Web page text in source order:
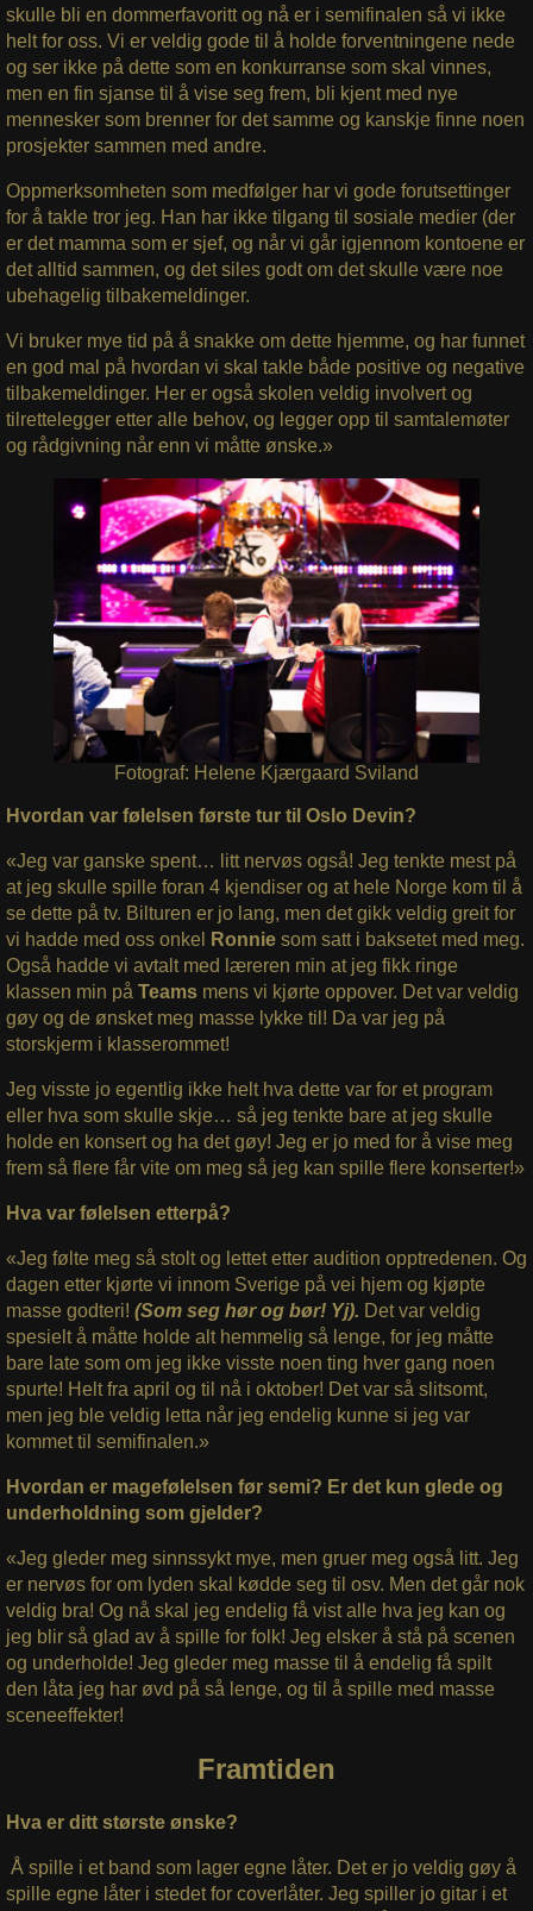
skulle bli en dommerfavoritt og nå er i semifinalen så vi ikke
helt for oss. Vi er veldig gode til å holde forventningene nede
og ser ikke på dette som en konkurranse som skal vinnes,
men en fin sjanse til å vise seg frem, bli kjent med nye
mennesker som brenner for det samme og kanskje finne noen
prosjekter sammen med andre.
Oppmerksomheten som medfølger har vi gode forutsettinger
for å takle tror jeg. Han har ikke tilgang til sosiale medier (der
er det mamma som er sjef, og når vi går igjennom kontoene er
det alltid sammen, og det siles godt om det skulle være noe
ubehagelig tilbakemeldinger.
Vi bruker mye tid på å snakke om dette hjemme, og har funnet
en god mal på hvordan vi skal takle både positive og negative
tilbakemeldinger. Her er også skolen veldig involvert og
tilrettelegger etter alle behov, og legger opp til samtalemøter
og rådgivning når enn vi måtte ønske.»
Fotograf: Helene Kjærgaard Sviland
Hvordan var følelsen første tur til Oslo Devin?
«Jeg var ganske spent… litt nervøs også! Jeg tenkte mest på
at jeg skulle spille foran 4 kjendiser og at hele Norge kom til å
se dette på tv. Bilturen er jo lang, men det gikk veldig greit for
vi hadde med oss onkel
Ronniesom satt i baksetet med meg.
Også hadde vi avtalt med læreren min at jeg fikk ringe
klassen min på Teams mens vi kjørte oppover. Det var veldig
gøy og de ønsket meg masse lykke til! Da var jeg på
storskjerm i klasserommet!
Jeg visste jo egentlig ikke helt hva dette var for et program
eller hva som skulle skje… så jeg tenkte bare at jeg skulle
holde en konsert og ha det gøy! Jeg er jo med for å vise meg
frem så flere får vite om meg så jeg kan spille flere konserter!»
Hva var følelsen etterpå?
«Jeg følte meg så stolt og lettet etter audition opptredenen. Og
dagen etter kjørte vi innom Sverige på vei hjem og kjøpte
masse godteri! (Som seg hør og bør! Yj). Det var veldig
spesielt å måtte holde alt hemmelig så lenge, for jeg måtte
bare late som om jeg ikke visste noen ting hver gang noen
spurte! Helt fra april og til nå i oktober! Det var så slitsomt,
men jeg ble veldig letta når jeg endelig kunne si jeg var
kommet til semifinalen.»
Hvordan er magefølelsen før semi? Er det kun glede og
underholdning som gjelder?
«Jeg gleder meg sinnssykt mye, men gruer meg også litt. Jeg
er nervøs for om lyden skal kødde seg til osv. Men det går nok
veldig bra! Og nå skal jeg endelig få vist alle hva jeg kan og
jeg blir så glad av å spille for folk! Jeg elsker å stå på scenen
og underholde! Jeg gleder meg masse til å endelig få spilt
den låta jeg har øvd på så lenge, og til å spille med masse
sceneeffekter!
Framtiden
Hva er ditt største ønske?
Å spille i et band som lager egne låter. Det er jo veldig gøy å
spille egne låter i stedet for coverlåter. Jeg spiller jo gitar i et